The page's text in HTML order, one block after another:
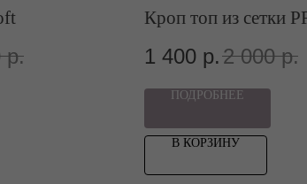
р.
Кроп топ из сетки
1 400 р.2 000 р.
ПОДРОБНЕЕ
В КОРЗИНУ